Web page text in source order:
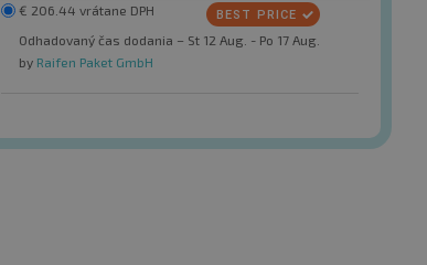
€ 206.44 vrátane DPH
Odhadovaný čas dodania – St 12 Aug. - Po 17 Aug.
by Raifen Paket GmbH